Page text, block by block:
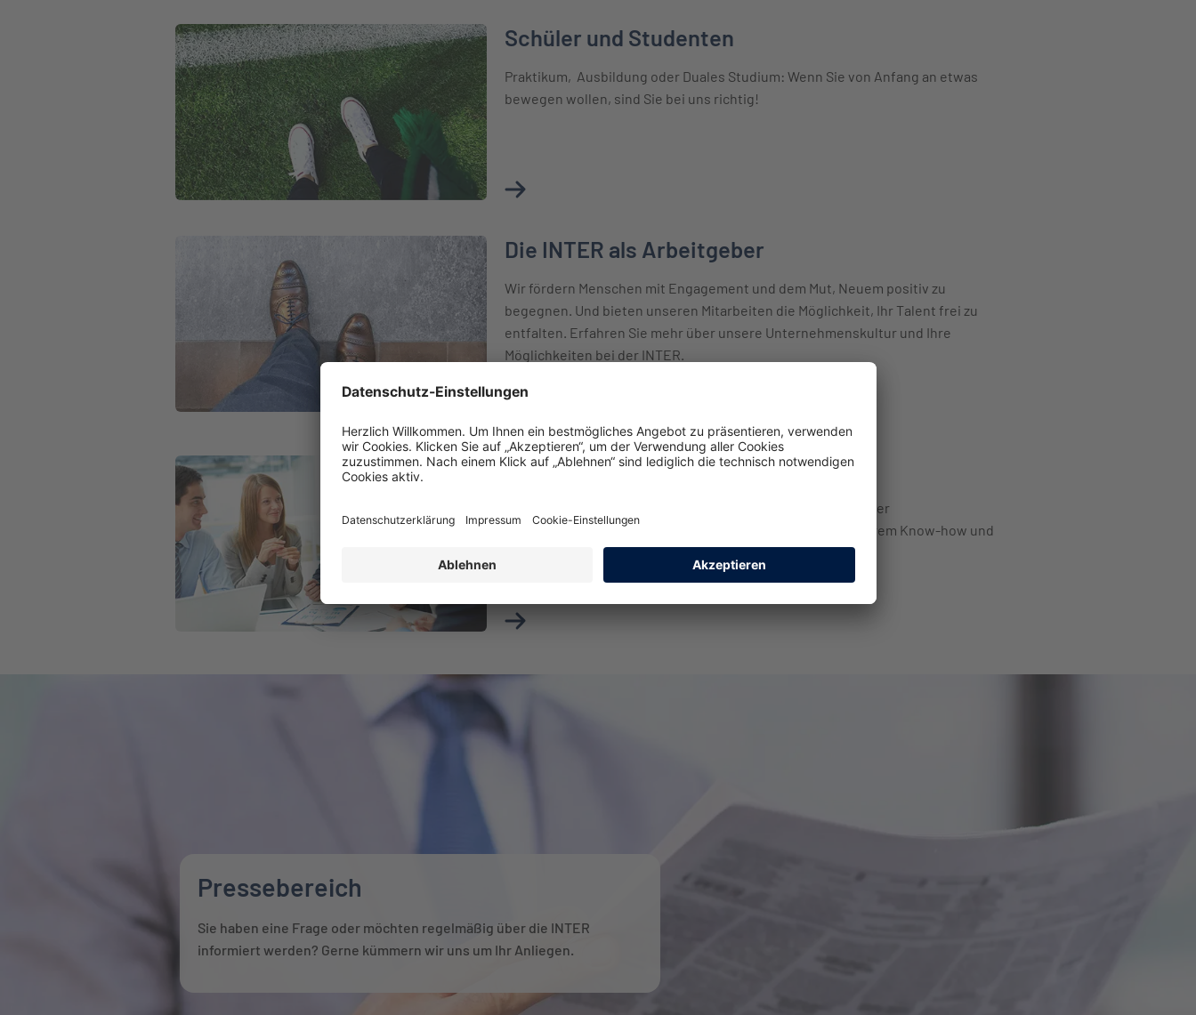
Weiter zu Schüler und Studenten Schüler und Studenten
Praktikum, Ausbildung oder Duales Studium: Wenn Sie von Anfang an etwas
bewegen wollen, sind Sie bei uns richtig!
Mehr über Schüler und Studenten erfahren
Die INTER als Arbeitgeber
Wir fördern Menschen mit Engagement und dem Mut, Neuem positiv zu
begegnen. Und bieten unseren Mitarbeiten die Möglichkeit, Ihr Talent frei zu
entfalten. Erfahren Sie mehr über unsere Unternehmenskultur und Ihre
Möglichkeiten bei der INTER.
Weiter zu Karriere bei der BKM Karriere bei der BKM
Herausfordernde Aufgaben begeistern Sie? Bringen Sie unser
Tochterunternehmen, die Bausparkasse Mainz (BKM), mit Ihrem Know-how und
Ihrem Engagement voran.
Mehr über Karriere bei der BKM erfahren
Pressebereich
Sie haben eine Frage oder möchten regelmäßig über die INTER
informiert werden? Gerne kümmern wir uns um Ihr Anliegen.